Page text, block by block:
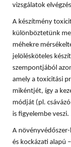
vizsgálatok
A készítmény
különböztetünk
méhekre
jelölésköteles
szempontjából
amely a toxicitási
mikéntjét, így a
módját (pl.
is figyelembe veszi.
A növényvédőszer-
és kockázati alapú